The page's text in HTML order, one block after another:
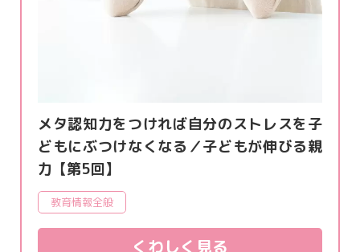
メタ認知力をつければ自分のストレスを子
どもにぶつけなくなる／子どもが伸びる親
力【第5回】
教育情報全般
くわしく見る